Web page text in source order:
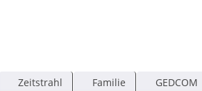
Zeitstrahl Familie GEDCOM